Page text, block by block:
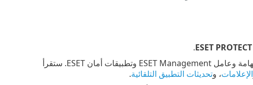
.
سيمنحك هذا المعالج شرحاً أساسياً لأقسام وحدة تحكم ويب ESET PROTECT الهامة وعامل ESET Management وتطبيقات أمان ESET. ستقرأ
الإعلامات، وتحديثات التطبيق التلقائية.